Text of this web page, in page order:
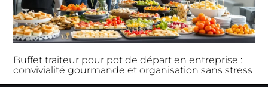
Buffet traiteur pour pot de départ en entreprise :
convivialité gourmande et organisation sans stress